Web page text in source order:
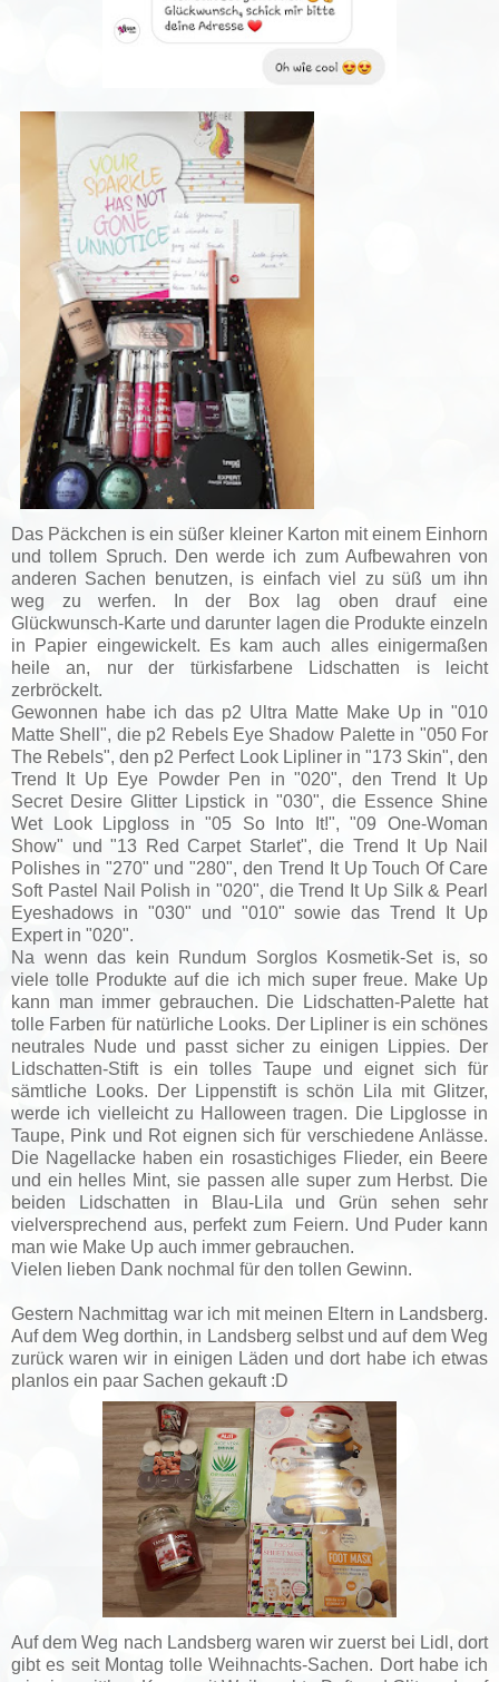
Das Päckchen is ein süßer kleiner Karton mit einem Einhorn
und tollem Spruch. Den werde ich zum Aufbewahren von
anderen Sachen benutzen, is einfach viel zu süß um ihn
weg zu werfen. In der Box lag oben drauf eine
Glückwunsch-Karte und darunter lagen die Produkte einzeln
in Papier eingewickelt. Es kam auch alles einigermaßen
heile an, nur der türkisfarbene Lidschatten is leicht
zerbröckelt.
Gewonnen habe ich das p2 Ultra Matte Make Up in "010
Matte Shell", die p2 Rebels Eye Shadow Palette in "050 For
The Rebels", den p2 Perfect Look Lipliner in "173 Skin", den
Trend It Up Eye Powder Pen in "020", den Trend It Up
Secret Desire Glitter Lipstick in "030", die Essence Shine
Wet Look Lipgloss in "05 So Into It!", "09 One-Woman
Show" und "13 Red Carpet Starlet", die Trend It Up Nail
Polishes in "270" und "280", den Trend It Up Touch Of Care
Soft Pastel Nail Polish in "020", die Trend It Up Silk & Pearl
Eyeshadows in "030" und "010" sowie das Trend It Up
Expert in "020".
Na wenn das kein Rundum Sorglos Kosmetik-Set is, so
viele tolle Produkte auf die ich mich super freue. Make Up
kann man immer gebrauchen. Die Lidschatten-Palette hat
tolle Farben für natürliche Looks. Der Lipliner is ein schönes
neutrales Nude und passt sicher zu einigen Lippies. Der
Lidschatten-Stift is ein tolles Taupe und eignet sich für
sämtliche Looks. Der Lippenstift is schön Lila mit Glitzer,
werde ich vielleicht zu Halloween tragen. Die Lipglosse in
Taupe, Pink und Rot eignen sich für verschiedene Anlässe.
Die Nagellacke haben ein rosastichiges Flieder, ein Beere
und ein helles Mint, sie passen alle super zum Herbst. Die
beiden Lidschatten in Blau-Lila und Grün sehen sehr
vielversprechend aus, perfekt zum Feiern. Und Puder kann
man wie Make Up auch immer gebrauchen.
Vielen lieben Dank nochmal für den tollen Gewinn.
Gestern Nachmittag war ich mit meinen Eltern in Landsberg.
Auf dem Weg dorthin, in Landsberg selbst und auf dem Weg
zurück waren wir in einigen Läden und dort habe ich etwas
planlos ein paar Sachen gekauft :D
Auf dem Weg nach Landsberg waren wir zuerst bei Lidl, dort
gibt es seit Montag tolle Weihnachts-Sachen. Dort habe ich